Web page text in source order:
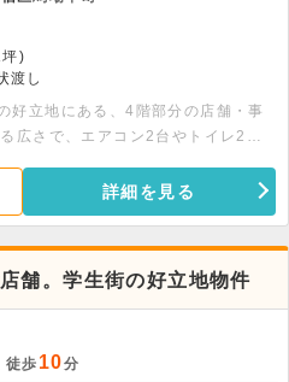
)
渡し
好立地にある、4階部分の店舗・事
広さで、エアコン2台やトイレ2か
です。ぜひお気軽にお問い合わせく
詳細を見る
舗。学生街の好立地物件
徒歩 10分